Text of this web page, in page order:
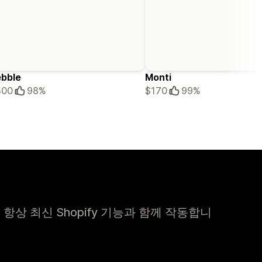
98%
Monti
$170
99%
상 최신 Shopify 기능과 함께 작동합니